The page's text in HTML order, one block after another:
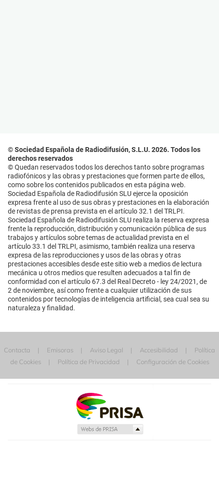
© Sociedad Española de Radiodifusión, S.L.U. 2026. Todos los
derechos reservados
© Quedan reservados todos los derechos tanto sobre programas
radiofónicos y las obras y prestaciones que formen parte de ellos,
como sobre los contenidos publicados en esta página web.
Sociedad Española de Radiodifusión SLU ejerce la oposición
expresa frente al uso de sus obras y prestaciones en la elaboración
de revistas de prensa prevista en el artículo 32.1 del TRLPI.
Sociedad Española de Radiodifusión SLU realiza la reserva expresa
frente la reproducción, distribución y comunicación pública de sus
trabajos y artículos sobre temas de actualidad prevista en el
artículo 33.1 del TRLPI, asimismo, también realiza una reserva
expresa de las reproducciones y usos de las obras y otras
prestaciones accesibles desde este sitio web a medios de lectura
mecánica u otros medios que resulten adecuados a tal fin de
conformidad con el artículo 67.3 del Real Decreto - ley 24/2021, de
2 de noviembre, así como frente a cualquier utilización de sus
contenidos por tecnologías de inteligencia artificial, sea cual sea su
naturaleza y finalidad.
Contacta Emisoras Aviso Legal Accesibilidad
Política
de Cookies
Política de Privacidad Configuración de Cookies